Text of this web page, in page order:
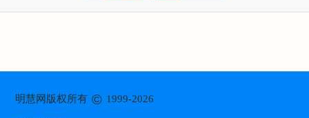
明慧网版权所有© 1999-2026